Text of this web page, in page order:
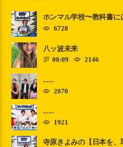
ホンマル学校〜教科書に
6728
八ッ波未来
00:09
2146
......
2070
......
1921
寺原きよみの【日本を、